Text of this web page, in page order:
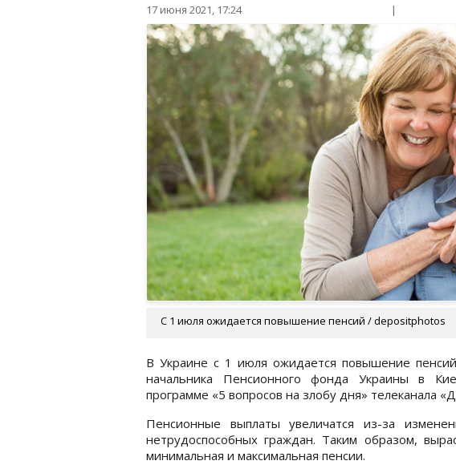
17 июня 2021, 17:24 |
С 1 июля ожидается повышение пенсий / depositphotos
В Украине с 1 июля ожидается повышение
начальника Пенсионного фонда Украины в
программе «5 вопросов на злобу дня» телеканала
Пенсионные выплаты увеличатся из-за
нетрудоспособных граждан. Таким образом,
минимальная и максимальная пенсии.